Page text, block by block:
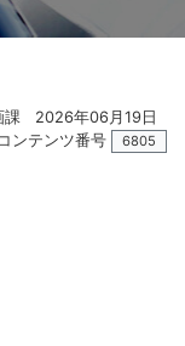
課
2026年06月19日
コンテンツ番号
6805